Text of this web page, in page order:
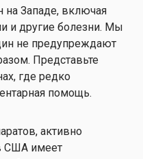
на Западе, включая
и другие болезни. Мы
не предупреждают
Представьте
где редко
помощь.
активно
США имеет